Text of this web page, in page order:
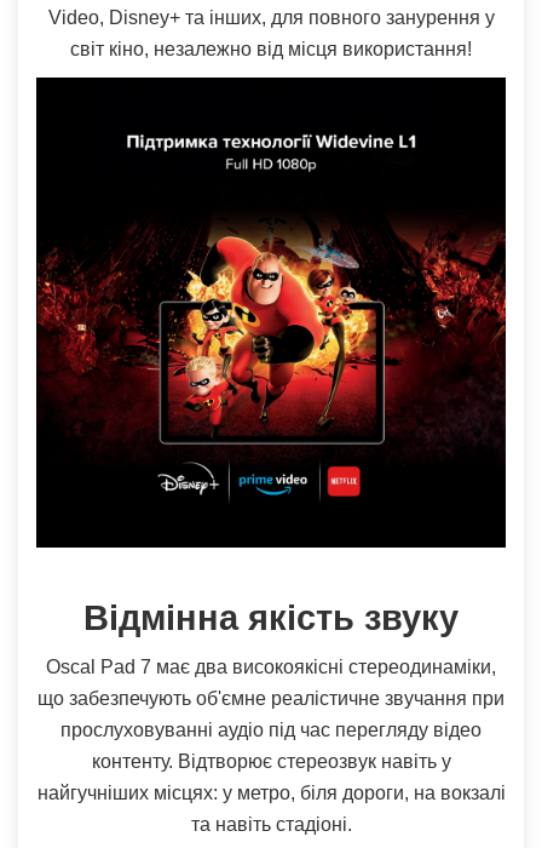
Video, Disney+ та інших, для повного занурення у
світ кіно, незалежно від місця використання!
Відмінна якість звуку
Oscal Pad 7 має два високоякісні стереодинаміки,
що забезпечують об'ємне реалістичне звучання при
прослуховуванні аудіо під час перегляду відео
контенту. Відтворює стереозвук навіть у
найгучніших місцях: у метро, ​​біля дороги, на вокзалі
та навіть стадіоні.